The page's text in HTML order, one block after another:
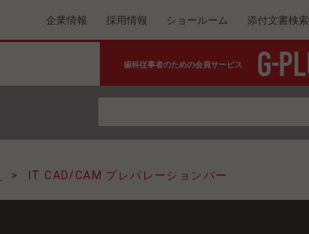
企業情報 採用情報 ショールーム 添付文書検索
歯科従事者のための会員サービス
> IT CAD/CAM プレパレーションバー